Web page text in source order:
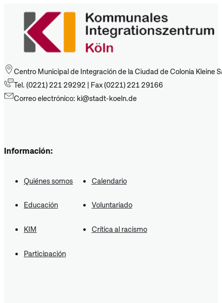
Centro Municipal de Integración de la Ciudad de Colonia Kleine
Tel. (0221) 221 29292 | Fax (0221) 221 29166
Correo electrónico: ki@stadt-koeln.de
Información:
Quiénes somos Calendario
Educación Voluntariado
KIM Crítica al racismo
Participación